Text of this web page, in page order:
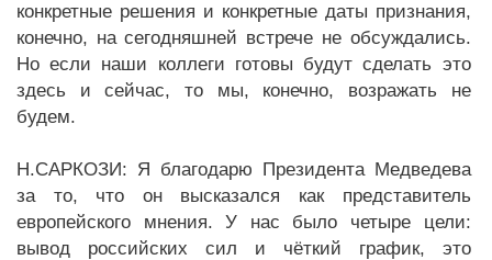
конкретные решения и конкретные даты признания,
конечно, на сегодняшней встрече не обсуждались.
Но если наши коллеги готовы будут сделать это
здесь и сейчас, то мы, конечно, возражать не
будем.
Н.САРКОЗИ: Я благодарю Президента Медведева
за то, что он высказался как представитель
европейского мнения. У нас было четыре цели:
вывод российских сил и чёткий график, это